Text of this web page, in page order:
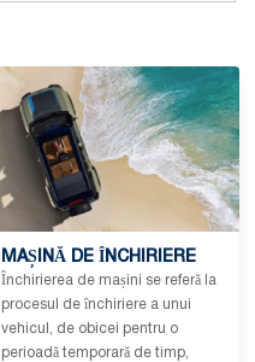
MAȘINĂ DE ÎNCHIRIERE
Închirierea de mașini se referă la
procesul de închiriere a unui
vehicul, de obicei pentru o
perioadă temporară de timp,